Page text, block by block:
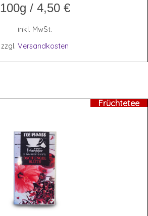
100g / 4,50 €
inkl. MwSt.
zzgl. Versandkosten
Früchtetee